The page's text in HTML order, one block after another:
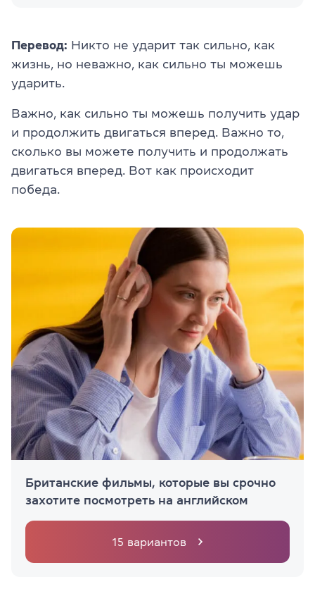
Перевод: Никто не ударит так сильно, как
жизнь, но неважно, как сильно ты можешь
ударить.
Важно, как сильно ты можешь получить удар
и продолжить двигаться вперед. Важно то,
сколько вы можете получить и продолжать
двигаться вперед. Вот как происходит
победа.
Британские фильмы, которые вы срочно
захотите посмотреть на английском
15 вариантов